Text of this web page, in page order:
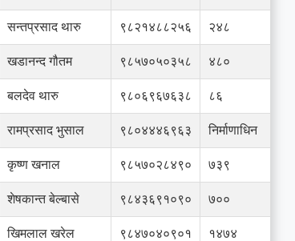
सन्तप्रसाद थारु ९८२१४८८२५६ २४८
खडानन्द गौतम ९८५७०५०३५८ ४८०
बलदेव थारु ९८०६९६७६३८ ८६
रामप्रसाद भुसाल ९८०४४४६९६३ निर्माणाधिन
कृष्ण खनाल ९८५७०२८४९० ७३९
शेषकान्त बेल्बासे ९८४३६९१०९० ७००
खिमलाल खरेल ९८४७०४०९०१ १४७४